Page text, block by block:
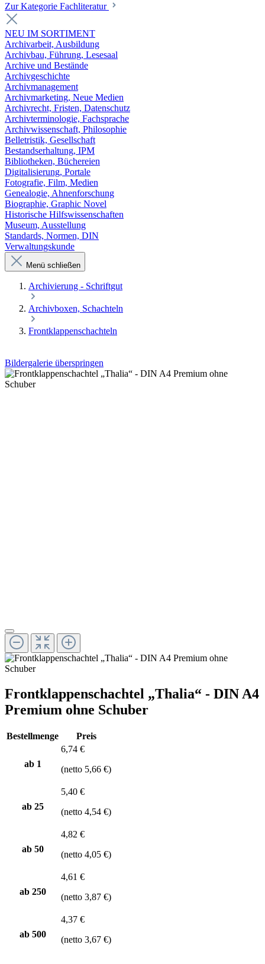
Zur Kategorie Fachliteratur
NEU IM SORTIMENT
Archivarbeit, Ausbildung
Archivbau, Führung, Lesesaal
Archive und Bestände
Archivgeschichte
Archivmanagement
Archivmarketing, Neue Medien
Archivrecht, Fristen, Datenschutz
Archivterminologie, Fachsprache
Archivwissenschaft, Philosophie
Belletristik, Gesellschaft
Bestandserhaltung, IPM
Bibliotheken, Büchereien
Digitalisierung, Portale
Fotografie, Film, Medien
Genealogie, Ahnenforschung
Biographie, Graphic Novel
Historische Hilfswissenschaften
Museum, Ausstellung
Standards, Normen, DIN
Verwaltungskunde
Menü schließen
Archivierung - Schriftgut
Archivboxen, Schachteln
Frontklappenschachteln
Bildergalerie überspringen
Frontklappenschachtel „Thalia“ - DIN A4
Premium ohne Schuber
Bestellmenge Preis
ab 1
6,74 €
(netto 5,66 €)
ab 25
5,40 €
(netto 4,54 €)
ab 50
4,82 €
(netto 4,05 €)
ab 250
4,61 €
(netto 3,87 €)
ab 500
4,37 €
(netto 3,67 €)